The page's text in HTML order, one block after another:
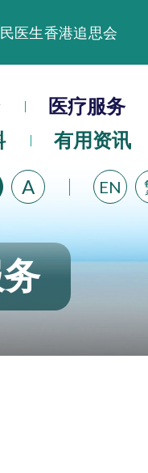
价
医疗服务
有用资讯
A EN